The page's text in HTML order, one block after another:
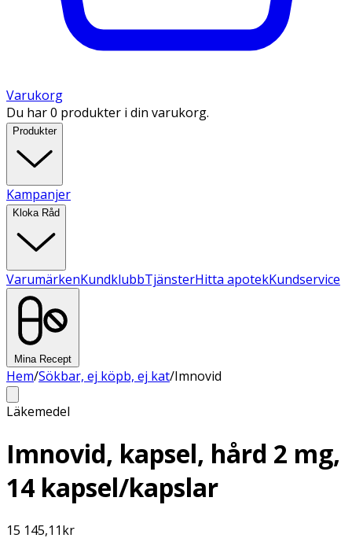
Varukorg
Du har 0 produkter i din varukorg.
Produkter
Kampanjer
Kloka Råd
VarumärkenKundklubbTjänsterHitta apotekKundservice
Mina Recept
Hem/Sökbar, ej köpb, ej kat/Imnovid
Läkemedel
Imnovid, kapsel, hård 2 mg,
14 kapsel/kapslar
15 145,11kr